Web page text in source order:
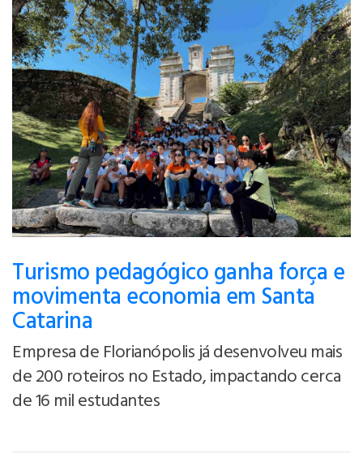
Turismo pedagógico ganha força e
movimenta economia em Santa
Catarina
Empresa de Florianópolis já desenvolveu mais
de 200 roteiros no Estado, impactando cerca
de 16 mil estudantes